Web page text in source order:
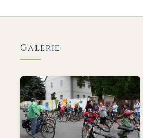
Galerie